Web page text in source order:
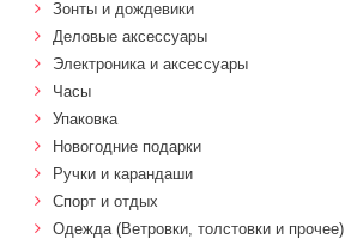
Зонты и дождевики
Деловые аксессуары
Электроника и аксессуары
Часы
Упаковка
Новогодние подарки
Ручки и карандаши
Спорт и отдых
Одежда (Ветровки, толстовки и прочее)